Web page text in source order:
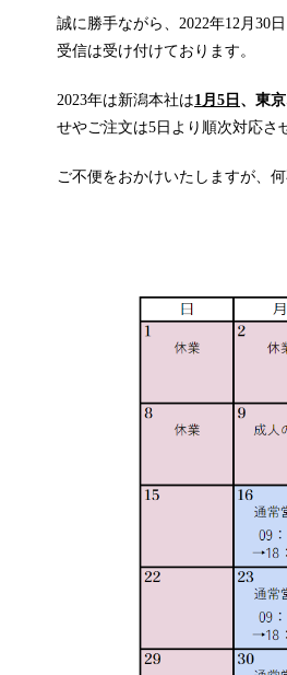
誠に勝手ながら、2022年12月30
受信は受け付けております。
2023年は新潟本社は1月5日 、東
せやご注文は5日より順次対応さ
ご不便をおかけいたしますが、